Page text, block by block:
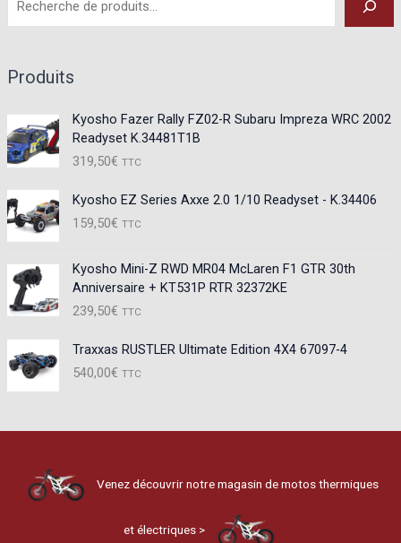
Produits
Kyosho Fazer Rally FZ02-R Subaru Impreza WRC 2002
Readyset K.34481T1B
319,50€ TTC
Kyosho EZ Series Axxe 2.0 1/10 Readyset - K.34406
159,50€ TTC
Kyosho Mini-Z RWD MR04 McLaren F1 GTR 30th
Anniversaire + KT531P RTR 32372KE
239,50€ TTC
Traxxas RUSTLER Ultimate Edition 4X4 67097-4
540,00€ TTC
Venez découvrir notre magasin de motos thermiques
et électriques >